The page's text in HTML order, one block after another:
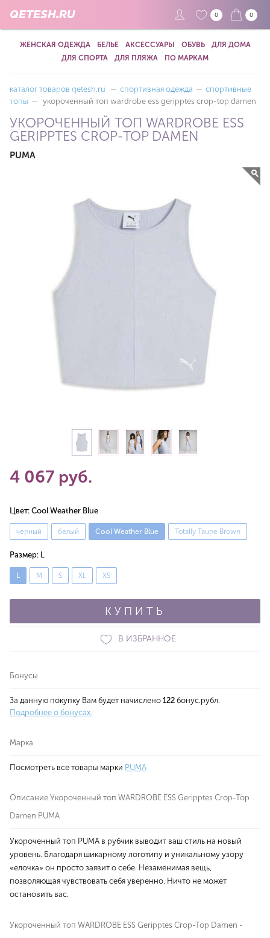
QETESH.RU 0 0
ЖЕНСКАЯ ОДЕЖДА БЕЛЬЕ АКСЕССУАРЫ ОБУВЬ
ДЛЯ ДОМА
ДЛЯ СПОРТА
ДЛЯ ПЛЯЖА ПО МАРКАМ
каталог товаров qetesh.ru — спортивная одежда — спортивные
топы — укороченный топ wardrobe ess geripptes crop-top damen
УКОРОЧЕННЫЙ ТОП WARDROBE ESS
GERIPPTES CROP-TOP DAMEN
PUMA
4 067 руб.
Цвет: Cool Weather Blue
черный белый Cool Weather Blue Totally Taupe Brown
Размер: L
L M S XL XS
КУПИТЬ
В ИЗБРАННОЕ
Бонусы
За данную покупку Вам будет начислено 122 бонус.рубл.
Подробнее о бонусах.
Марка
Посмотреть все товары марки PUMA
Описание Укороченный топ WARDROBE ESS Geripptes Crop-Top
Damen PUMA
Укороченный топ PUMA в рубчик выводит ваш стиль на новый
уровень. Благодаря шикарному логотипу и уникальному узору
«елочка» он просто заявит о себе. Незаменимая вещь,
позволяющая чувствовать себя уверенно. Ничто не может
остановить вас.
Укороченный топ WARDROBE ESS Geripptes Crop-Top Damen -